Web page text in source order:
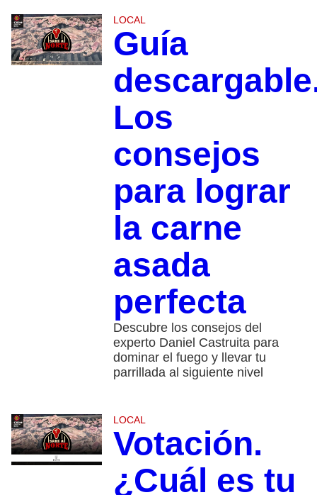
LOCAL
Guía
Los
consejos
para lograr
la carne
asada
perfecta
Descubre los consejos del
experto Daniel Castruita para
dominar el fuego y llevar tu
parrillada al siguiente nivel
LOCAL
Votación.
¿Cuál es tu